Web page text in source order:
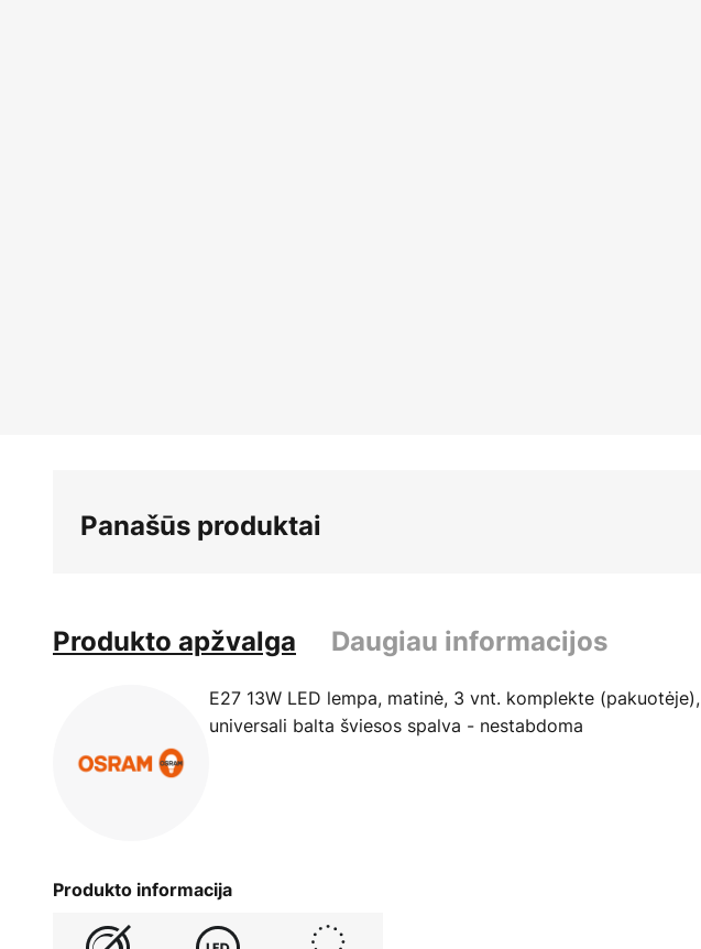
Panašūs produktai
Produkto apžvalga Daugiau informacijos
E27 13W LED lempa, matinė, 3 vnt. komplekte (pakuotėje),
universali balta šviesos spalva - nestabdoma
Produkto informacija